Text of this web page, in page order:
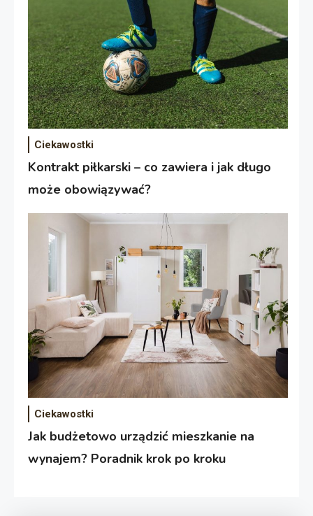
Ciekawostki
Kontrakt piłkarski – co zawiera i jak długo
może obowiązywać?
Ciekawostki
Jak budżetowo urządzić mieszkanie na
wynajem? Poradnik krok po kroku